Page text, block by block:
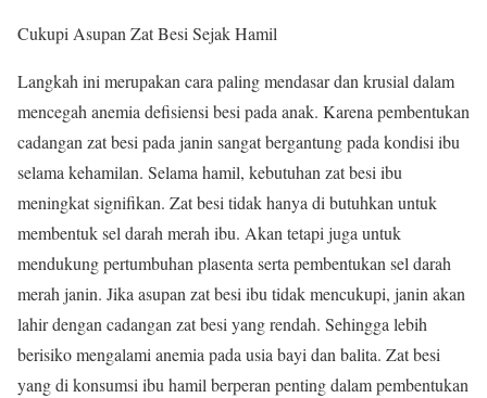
Cukupi Asupan Zat Besi Sejak Hamil
Langkah ini merupakan cara paling mendasar dan krusial dalam
mencegah anemia defisiensi besi pada anak. Karena pembentukan
cadangan zat besi pada janin sangat bergantung pada kondisi ibu
selama kehamilan. Selama hamil, kebutuhan zat besi ibu
meningkat signifikan. Zat besi tidak hanya di butuhkan untuk
membentuk sel darah merah ibu. Akan tetapi juga untuk
mendukung pertumbuhan plasenta serta pembentukan sel darah
merah janin. Jika asupan zat besi ibu tidak mencukupi, janin akan
lahir dengan cadangan zat besi yang rendah. Sehingga lebih
berisiko mengalami anemia pada usia bayi dan balita. Zat besi
yang di konsumsi ibu hamil berperan penting dalam pembentukan